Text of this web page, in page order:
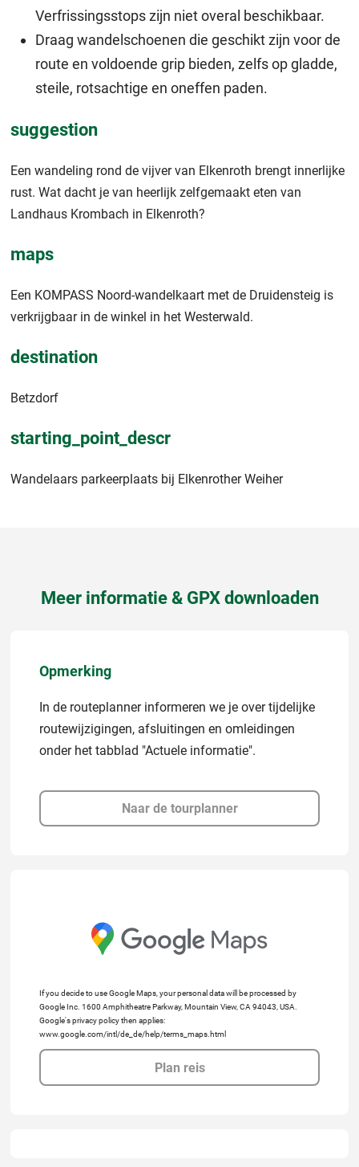
Verfrissingsstops zijn niet overal beschikbaar.
Draag wandelschoenen die geschikt zijn voor de
route en voldoende grip bieden, zelfs op gladde,
steile, rotsachtige en oneffen paden.
suggestion
Een wandeling rond de vijver van Elkenroth brengt innerlijke
rust. Wat dacht je van heerlijk zelfgemaakt eten van
Landhaus Krombach in Elkenroth?
maps
Een KOMPASS Noord-wandelkaart met de Druidensteig is
verkrijgbaar in de winkel in het Westerwald.
destination
Betzdorf
starting_point_descr
Wandelaars parkeerplaats bij Elkenrother Weiher
Meer informatie & GPX downloaden
Opmerking
In de routeplanner informeren we je over tijdelijke
routewijzigingen, afsluitingen en omleidingen
onder het tabblad "Actuele informatie".
Naar de tourplanner
If you decide to use Google Maps, your personal data will be processed by
Google Inc. 1600 Amphitheatre Parkway, Mountain View, CA 94043, USA.
Google's privacy policy then applies:
www.google.com/intl/de_de/help/terms_maps.html
Plan reis